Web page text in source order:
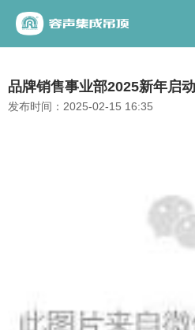
品牌销售事业部2025新年启
发布时间： 2025-02-15 16:35